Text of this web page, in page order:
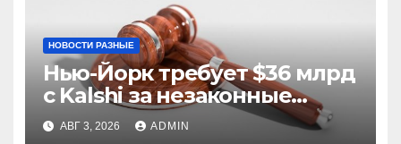
НОВОСТИ РАЗНЫЕ
Нью-Йорк требует $36 млрд
с Kalshi за незаконные
ставки
АВГ 3, 2026 ADMIN